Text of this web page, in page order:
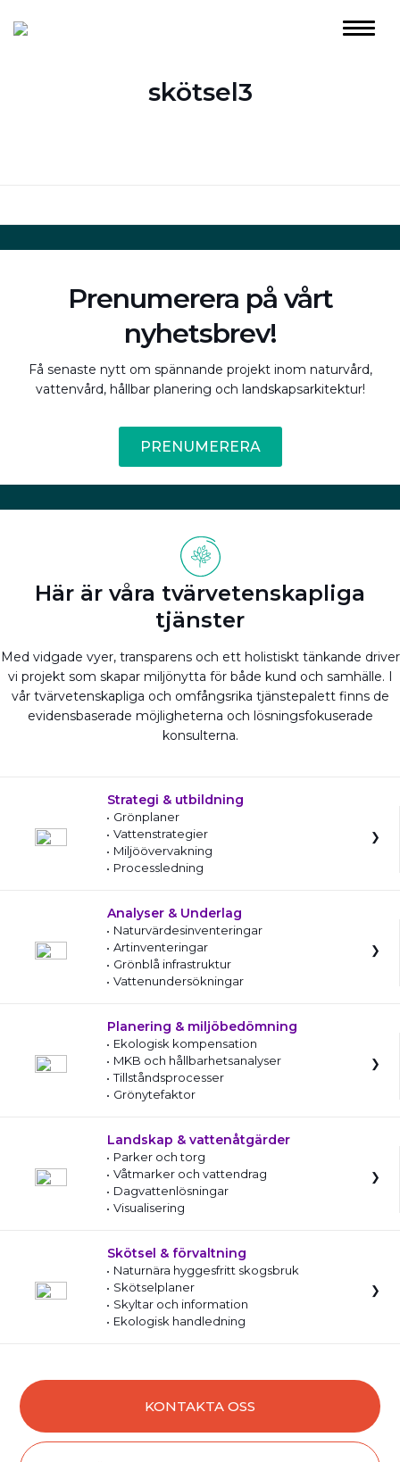
skötsel3
Prenumerera på vårt
nyhetsbrev!
Få senaste nytt om spännande projekt inom naturvård,
vattenvård, hållbar planering och landskapsarkitektur!
PRENUMERERA
Här är våra tvärvetenskapliga
tjänster
Med vidgade vyer, transparens och ett holistiskt tänkande driver
vi projekt som skapar miljönytta för både kund och samhälle. I
vår tvärvetenskapliga och omfångsrika tjänstepalett finns de
evidensbaserade möjligheterna och lösningsfokuserade
konsulterna.
Strategi & utbildning
Grönplaner
Vattenstrategier
Miljöövervakning
Processledning
Analyser & Underlag
Naturvärdesinventeringar
Artinventeringar
Grönblå infrastruktur
Vattenundersökningar
Planering & miljöbedömning
Ekologisk kompensation
MKB och hållbarhetsanalyser
Tillståndsprocesser
Grönytefaktor
Landskap & vattenåtgärder
Parker och torg
Våtmarker och vattendrag
Dagvattenlösningar
Visualisering
Skötsel & förvaltning
Naturnära hyggesfritt skogsbruk
Skötselplaner
Skyltar och information
Ekologisk handledning
KONTAKTA OSS